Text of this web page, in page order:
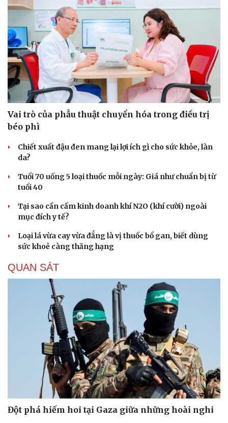
Cải chính
Vai trò của phẫu thuật chuyển hóa trong điều trị
béo phì
Chiết xuất đậu đen mang lại lợi ích gì cho sức khỏe, làn
da?
Tuổi 70 uống 5 loại thuốc mỗi ngày: Giá như chuẩn bị từ
tuổi 40
Tại sao cần cấm kinh doanh khí N2O (khí cười) ngoài
mục đích y tế?
Loại lá vừa cay vừa đắng là vị thuốc bổ gan, biết dùng
sức khoẻ càng thăng hạng
QUAN SÁT
Đột phá hiếm hoi tại Gaza giữa những hoài nghi